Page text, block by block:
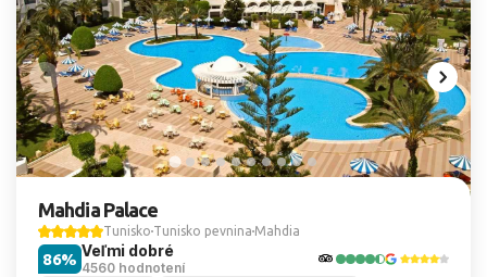
Mahdia Palace
Tunisko Tunisko pevnina Mahdia
Veľmi dobré
4560 hodnotení
86%